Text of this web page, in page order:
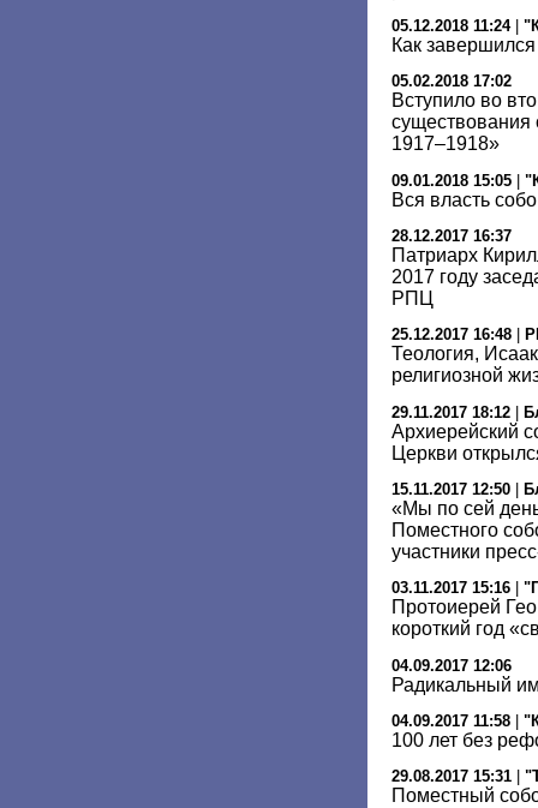
05.12.2018 11:24|
Как
05.02.2018 17:02
Вступило во
1917–1918»
09.01.2018 15:05 |
Вся власть
28.12.2017 16:37
Патриарх
2017 году
РПЦ
25.12.2017 16:48
Теология,
религиозной
29.11.2017 18:12 |
Архиерейский
Церкви
15.11.2017 12:50
«Мы по сей
Поместного
участники
03.11.2017 15:16
Протоиерей
короткий год
04.09.2017 12:06
Радикальный
04.09.2017 11:58
100 лет без
29.08.2017 15:31
Поместный